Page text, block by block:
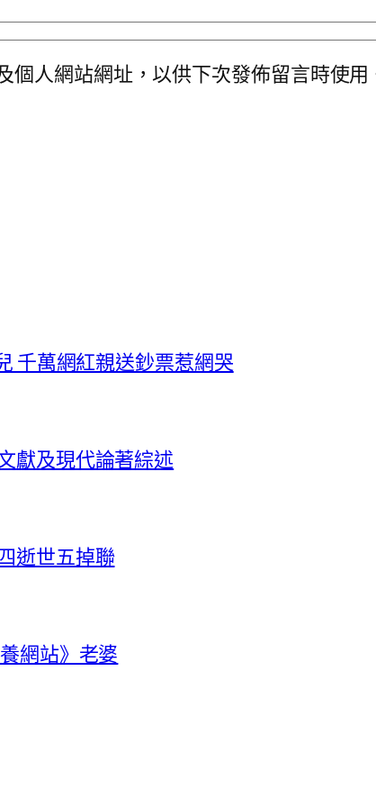
人網站網址，以供下次發佈留言時使用
千萬網紅親送鈔票惹網哭
獻及現代論著綜述
逝世五掉聯
網站》老婆